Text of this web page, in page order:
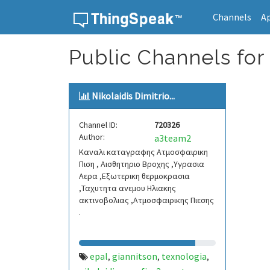
Channels
Public Channels
Nikolaidis Dimitrio...
Channel ID:
720326
Author:
a3team2
Καναλι καταγραφης Ατμοσφαιρικη
Πιση , Αισθητηριο Βροχης ,Υγρασια
Αερα ,Εξωτερικη θερμοκρασια
,Ταχυτητα ανεμου Ηλιακης
ακτινοβολιας ,Ατμοσφαιρικης Πιεσης
.
epal, giannitson, texnologia,